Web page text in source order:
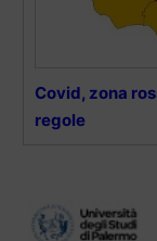
Covid, zona
regole